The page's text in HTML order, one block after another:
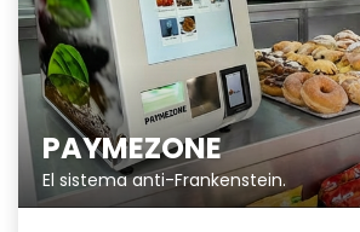
PAYMEZONE
El sistema anti-Frankenstein.